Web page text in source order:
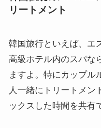
リートメント
韓国旅行といえば、エ
高級ホテル内のスパな
ますよ。特にカップル
人一緒にトリートメン
ックスした時間を共有